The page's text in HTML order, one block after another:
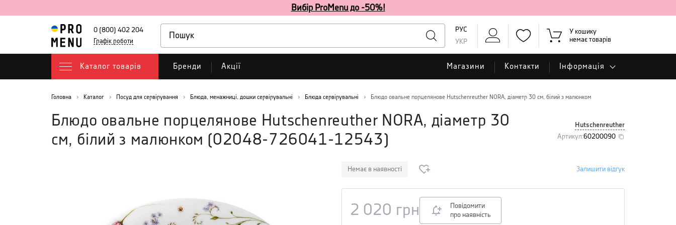
Вибір ProMenu до -50%!
0 (800) 402 204
Графік роботи
РУС
УКР
У кошику
немає товарів
Каталог товарів Бренди Акції Магазини Контакти Інформація
Головна Каталог Посуд для сервірування Блюда, менажниці, дошки сервірувальні Блюда сервірувальні Блюдо овальне порцелянове Hutschenreuther NORA, діаметр 30 см, білий з малюнком
Блюдо овальне порцелянове Hutschenreuther NORA, діаметр 30
см, білий з малюнком (02048-726041-12543 )
Hutschenreuther
Артикул:60200090
Немає в наявності Залишити відгук
2 020 грн
Повідомити
про наявність